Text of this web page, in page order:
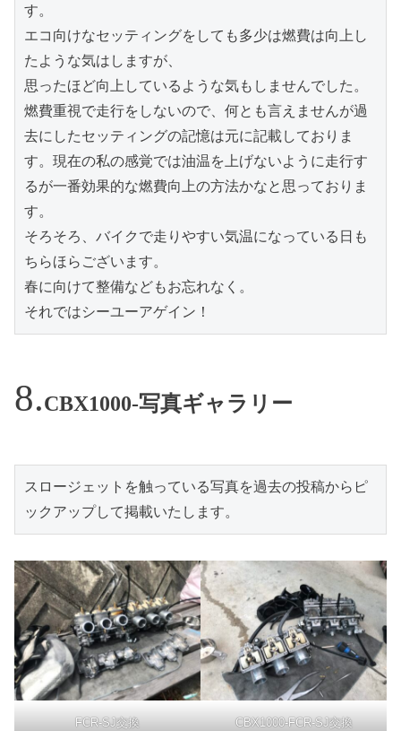
す。
エコ向けなセッティングをしても多少は燃費は向上し
たような気はしますが、
思ったほど向上しているような気もしませんでした。
燃費重視で走行をしないので、何とも言えませんが過
去にしたセッティングの記憶は元に記載しておりま
す。現在の私の感覚では油温を上げないように走行す
るが一番効果的な燃費向上の方法かなと思っておりま
す。
そろそろ、バイクで走りやすい気温になっている日も
ちらほらございます。
春に向けて整備などもお忘れなく。
それではシーユーアゲイン！
CBX1000-写真ギャラリー
スロージェットを触っている写真を過去の投稿からピ
ックアップして掲載いたします。
FCR-SJ交換 CBX1000-FCR-SJ交換